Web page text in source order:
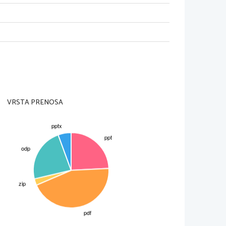
v osončju
kot jo prejme
VRSTA PRENOSA